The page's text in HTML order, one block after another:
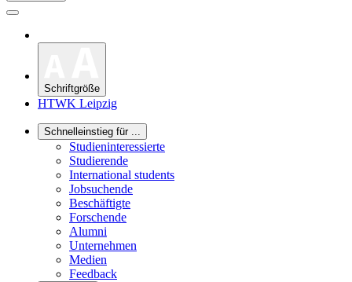
Schriftgröße
HTWK Leipzig
Schnelleinstieg für ...
Studieninteressierte
Studierende
International students
Jobsuchende
Beschäftigte
Forschende
Alumni
Unternehmen
Medien
Feedback